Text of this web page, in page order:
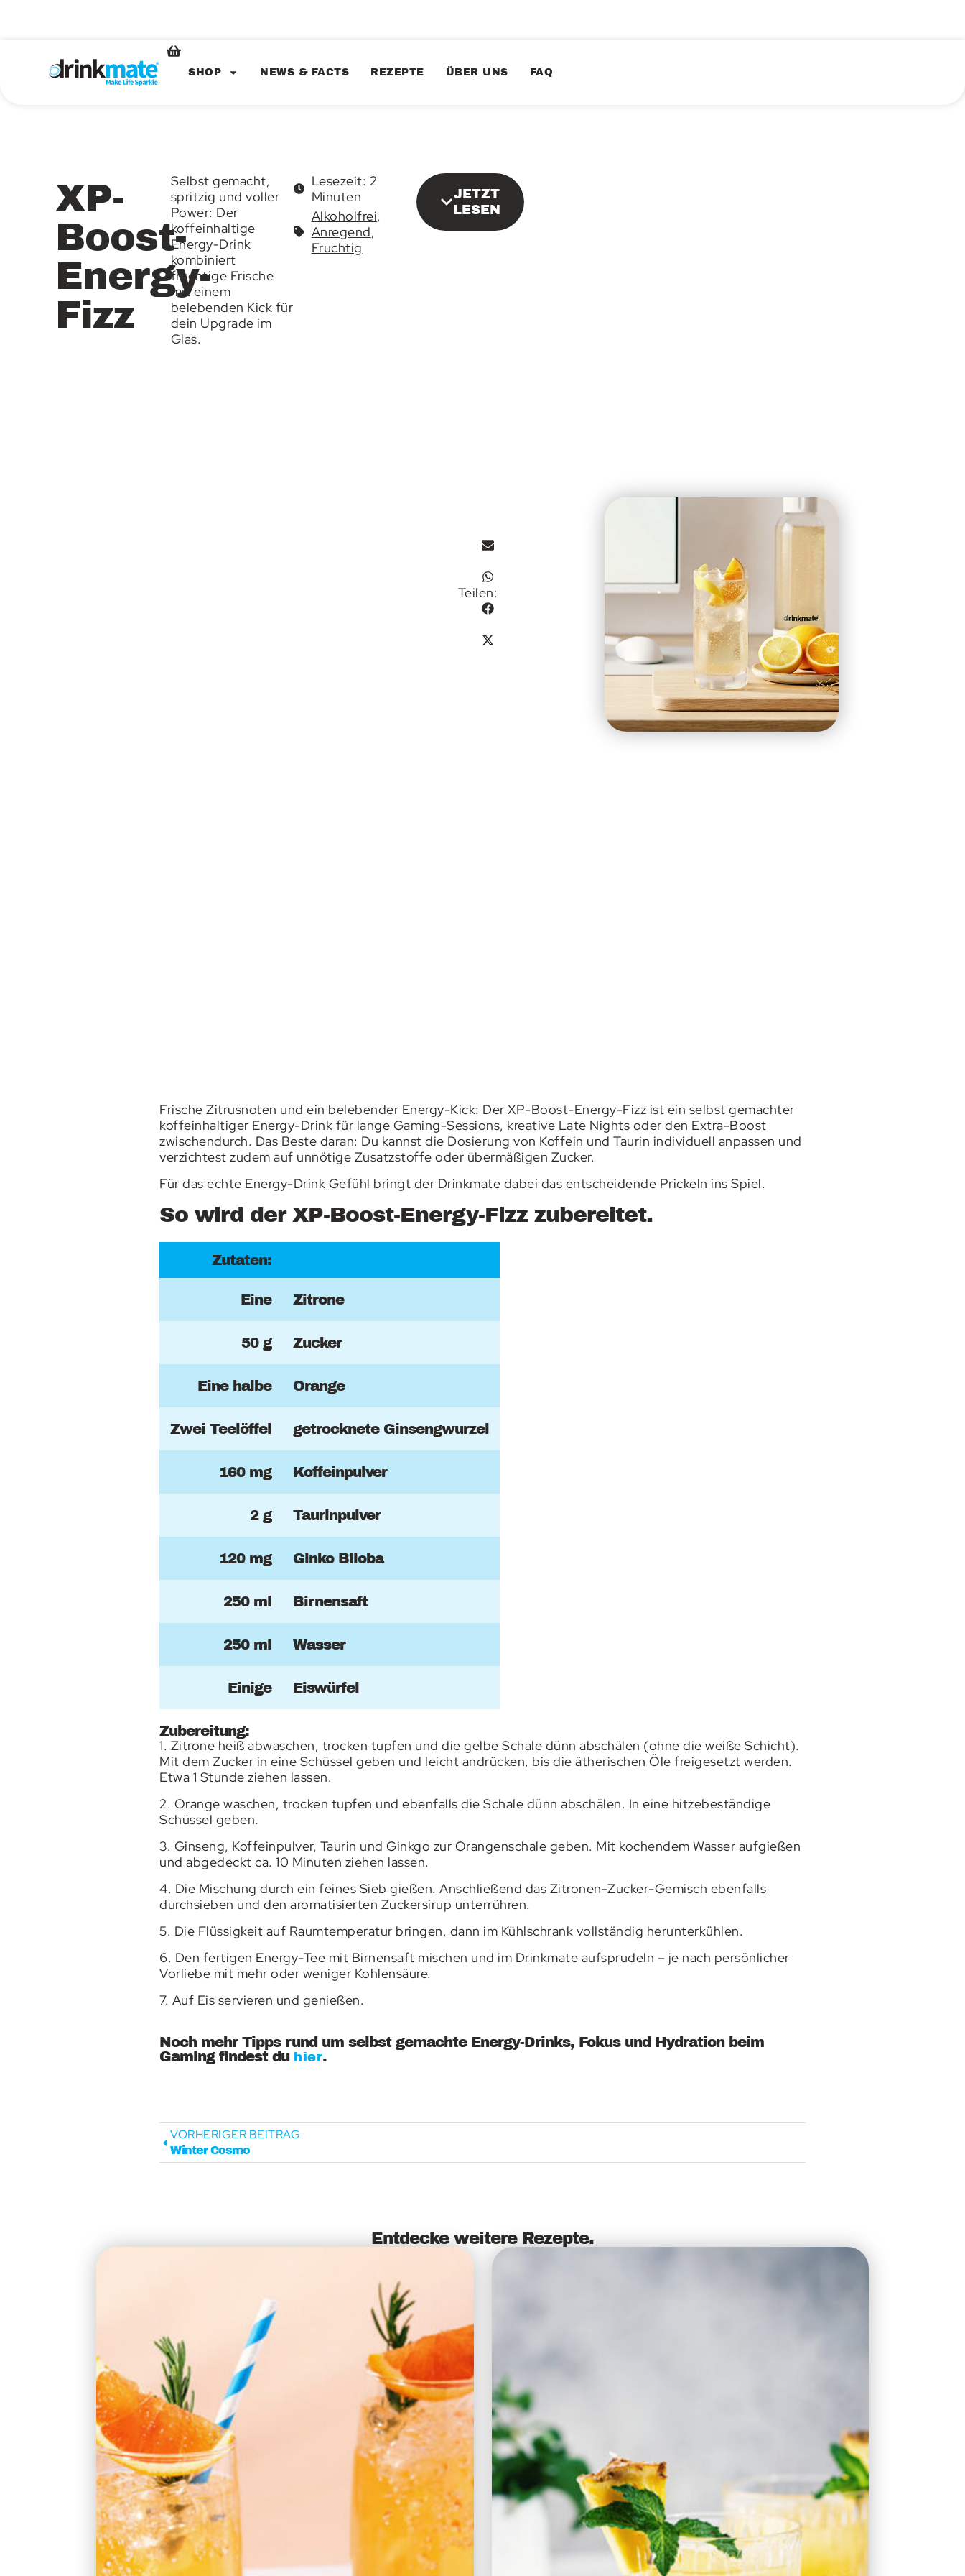
SHOP NEWS & FACTS REZEPTE ÜBER UNS FAQ
XP-
Boost-
Energy-
Fizz
Selbst gemacht,
spritzig und voller
Power: Der
koffeinhaltige
Energy-Drink
kombiniert
fruchtige Frische
mit einem
belebenden Kick für
dein Upgrade im
Glas.
Lesezeit: 2
Minuten
Alkoholfrei,
Anregend,
Fruchtig
JETZT
LESEN
Teilen:
Frische Zitrusnoten und ein belebender Energy-Kick: Der XP-Boost-Energy-Fizz ist ein selbst gemachter
koffeinhaltiger Energy-Drink für lange Gaming-Sessions, kreative Late Nights oder den Extra-Boost
zwischendurch. Das Beste daran: Du kannst die Dosierung von Koffein und Taurin individuell anpassen und
verzichtest zudem auf unnötige Zusatzstoffe oder übermäßigen Zucker.
Für das echte Energy-Drink Gefühl bringt der Drinkmate dabei das entscheidende Prickeln ins Spiel.
So wird der XP-Boost-Energy-Fizz zubereitet.
Zutaten:
Eine Zitrone
50 g Zucker
Eine halbe Orange
Zwei Teelöffel getrocknete Ginsengwurzel
160 mg Koffeinpulver
2 g Taurinpulver
120 mg Ginko Biloba
250 ml Birnensaft
250 ml Wasser
Einige Eiswürfel
Zubereitung:
1. Zitrone heiß abwaschen, trocken tupfen und die gelbe Schale dünn abschälen (ohne die weiße Schicht).
Mit dem Zucker in eine Schüssel geben und leicht andrücken, bis die ätherischen Öle freigesetzt werden.
Etwa 1 Stunde ziehen lassen.
2. Orange waschen, trocken tupfen und ebenfalls die Schale dünn abschälen. In eine hitzebeständige
Schüssel geben.
3. Ginseng, Koffeinpulver, Taurin und Ginkgo zur Orangenschale geben. Mit kochendem Wasser aufgießen
und abgedeckt ca. 10 Minuten ziehen lassen.
4. Die Mischung durch ein feines Sieb gießen. Anschließend das Zitronen-Zucker-Gemisch ebenfalls
durchsieben und den aromatisierten Zuckersirup unterrühren.
5. Die Flüssigkeit auf Raumtemperatur bringen, dann im Kühlschrank vollständig herunterkühlen.
6. Den fertigen Energy-Tee mit Birnensaft mischen und im Drinkmate aufsprudeln – je nach persönlicher
Vorliebe mit mehr oder weniger Kohlensäure.
7. Auf Eis servieren und genießen.
Noch mehr Tipps rund um selbst gemachte Energy-Drinks, Fokus und Hydration beim
Gaming findest du hier.
VORHERIGER BEITRAG
Winter Cosmo
Entdecke weitere Rezepte.